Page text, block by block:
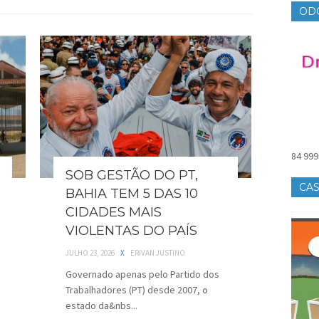
SOB GESTÃO DO PT,
BAHIA TEM 5 DAS 10
CIDADES MAIS
VIOLENTAS DO PAÍS
JULHO 23, 2026 X ERIVAN JUSTINO
Governado apenas pelo Partido dos
Trabalhadores (PT) desde 2007, o
estado da&nbs...
84